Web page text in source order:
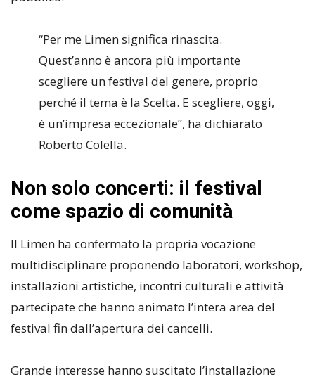
“Per me Limen significa rinascita.
Quest’anno è ancora più importante
scegliere un festival del genere, proprio
perché il tema è la Scelta. E scegliere, oggi,
è un’impresa eccezionale”, ha dichiarato
Roberto Colella.
Non solo concerti: il festival
come spazio di comunità
Il Limen ha confermato la propria vocazione
multidisciplinare proponendo laboratori, workshop,
installazioni artistiche, incontri culturali e attività
partecipate che hanno animato l’intera area del
festival fin dall’apertura dei cancelli.
Grande interesse hanno suscitato l’installazione